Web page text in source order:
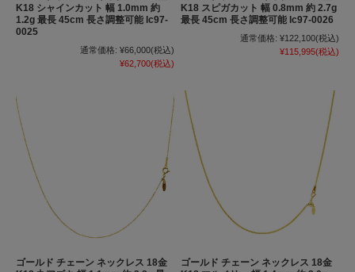
K18 シャインカット 幅 1.0mm 約
1.2g 最長 45cm 長さ調整可能 lc97-
0025
通常価格: ¥66,000(税込)
¥62,700(税込)
K18 スピガカット 幅 0.8mm 約 2.7g
最長 45cm 長さ調整可能 lc97-0026
通常価格: ¥122,100(税込)
¥115,995(税込)
ゴールド チェーン ネックレス 18金
ゴールド チェーン ネックレス 18金